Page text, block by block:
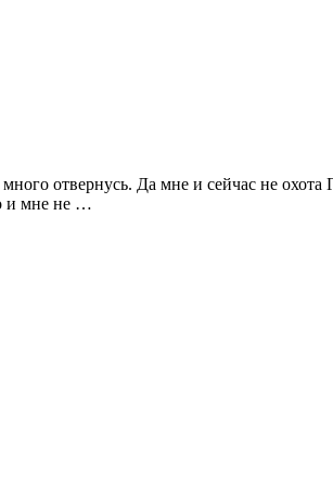
отвернусь. Да мне и сейчас не охота
и мне не …